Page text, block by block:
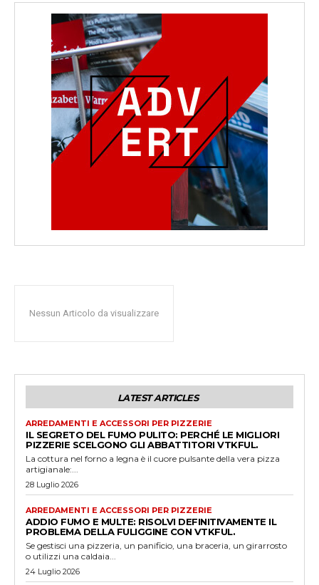
Nessun Articolo da visualizzare
LATEST ARTICLES
ARREDAMENTI E ACCESSORI PER PIZZERIE
IL SEGRETO DEL FUMO PULITO: PERCHÉ LE MIGLIORI
PIZZERIE SCELGONO GLI ABBATTITORI VTKFUL.
La cottura nel forno a legna è il cuore pulsante della vera pizza
artigianale:...
28 Luglio 2026
ARREDAMENTI E ACCESSORI PER PIZZERIE
ADDIO FUMO E MULTE: RISOLVI DEFINITIVAMENTE IL
PROBLEMA DELLA FULIGGINE CON VTKFUL.
Se gestisci una pizzeria, un panificio, una braceria, un girarrosto
o utilizzi una caldaia...
24 Luglio 2026